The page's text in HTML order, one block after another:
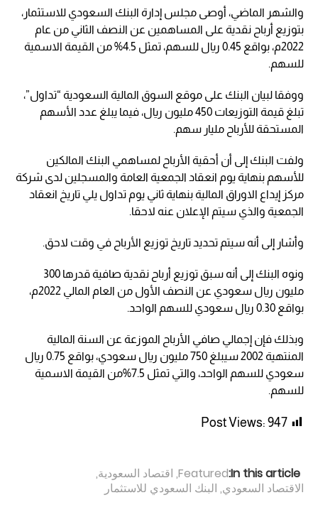
والشهر الماضي، أوصى مجلس إدارة البنك السعودي للاستثمار،
بتوزيع أرباح نقدية على المساهمين عن النصف الثاني من عام
2022م، بواقع 0.45 ريال للسهم، تمثل 4.5% من القيمة الاسمية
للسهم.
ووفقا لبيان البنك على موقع السوق المالية السعودية “تداول”،
تبلغ قيمة التوزيعات 450 مليون ريال، فيما يبلغ عدد الأسهم
المستحقة للأرباح مليار سهم.
ولفت البنك إلى أن أحقية الأرباح لمساهمي البنك المالكين
للأسهم بنهاية يوم انعقاد الجمعية العامة والمسجلين لدى شركة
مركز إيداع الاوراق المالية بنهاية ثاني يوم تداول يلي تاريخ انعقاد
الجمعية والذي سيتم الإعلان عنه لاحقا.
وأشار إلى أنه سيتم تحديد تاريخ توزيع الأرباح في وقت لاحق.
ونوه البنك إلى أنه سبق توزيع أرباح نقدية صافية قدرها 300
مليون ريال سعودي عن النصف الأول من العام المالي 2022م،
بواقع 0.30 ريال سعودي للسهم الواحد.
وبذلك فإن إجمالي صافي الأرباح الموزعة عن السنة المالية
المنتهية 2002 سيبلغ 750 مليون ريال سعودي، بواقع 0.75 ريال
سعودي للسهم الواحد، والتي تمثل 7.5%من القيمة الاسمية
للسهم.
Post Views: 947
In this article:
Featured
, اقتصاد السعودية,
الاقتصاد السعودي, البنك السعودي للاستثمار